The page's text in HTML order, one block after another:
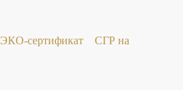
ЭКО-сертификат
СГР на